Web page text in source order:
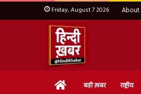
Friday, August 7 2026 About
Home बड़ी ख़बर राष्ट्रीय